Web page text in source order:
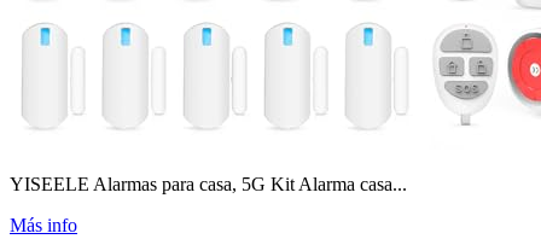
YISEELE Alarmas para casa, 5G Kit Alarma casa...
Más info